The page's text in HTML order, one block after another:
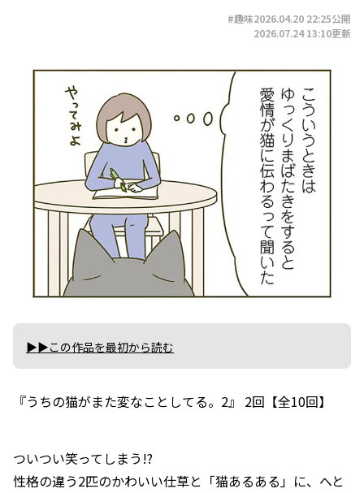
#趣味2026.04.20 22:25公開
2026.07.24 13:10更新
▶▶この作品を最初から読む
『うちの猫がまた変なことしてる。2』 2回【全10回】
ついつい笑ってしまう!?
性格の違う2匹のかわいい仕草と「猫あるある」に、へと